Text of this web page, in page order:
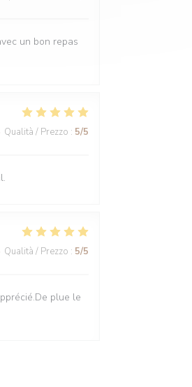
un bon repas
Qualità / Prezzo : 5/5
Qualità / Prezzo : 5/5
plue le